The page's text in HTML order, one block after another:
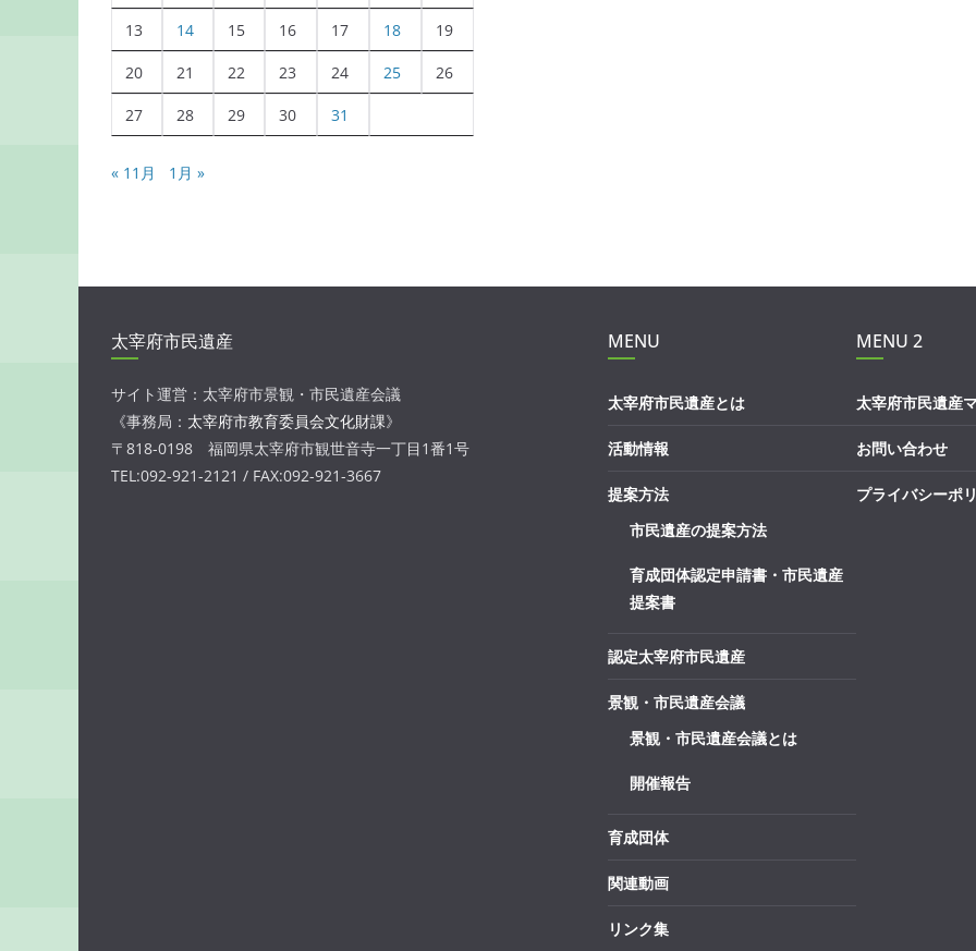
13 14 15 16 17 18 19
20 21 22 23 24 25 26
27 28 29 30 31
« 11月 1月 »
太宰府市民遺産
サイト運営：太宰府市景観・市民遺産会議
《事務局： 太宰府市教育委員会文化財課》
〒818-0198 福岡県太宰府市観世音寺一丁目1番1号
TEL:092-921-2121 / FAX:092-921-3667
MENU
太宰府市民遺産とは
活動情報
提案方法
市民遺産の提案方法
育成団体認定申請書・市民遺産
提案書
認定太宰府市民遺産
景観・市民遺産会議
景観・市民遺産会議とは
開催報告
育成団体
関連動画
リンク集
MENU 2
太宰府市民遺産
お問い合わせ
プライバシーポ